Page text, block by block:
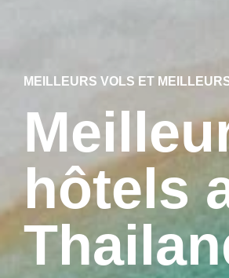
MEILLEURS VOLS ET
hôtels